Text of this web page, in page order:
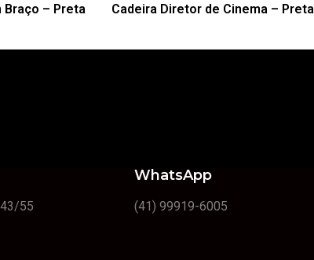
Braço – Preta Cadeira Diretor de Cinema – Preta
43/55
WhatsApp
(41) 99919-6005